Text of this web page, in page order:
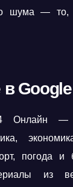
шума — то,
—
погода и
из